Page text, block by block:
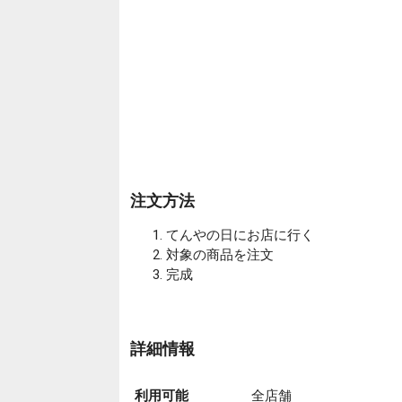
注文方法
てんやの日にお店に行く
対象の商品を注文
完成
詳細情報
利用可能 全店舗